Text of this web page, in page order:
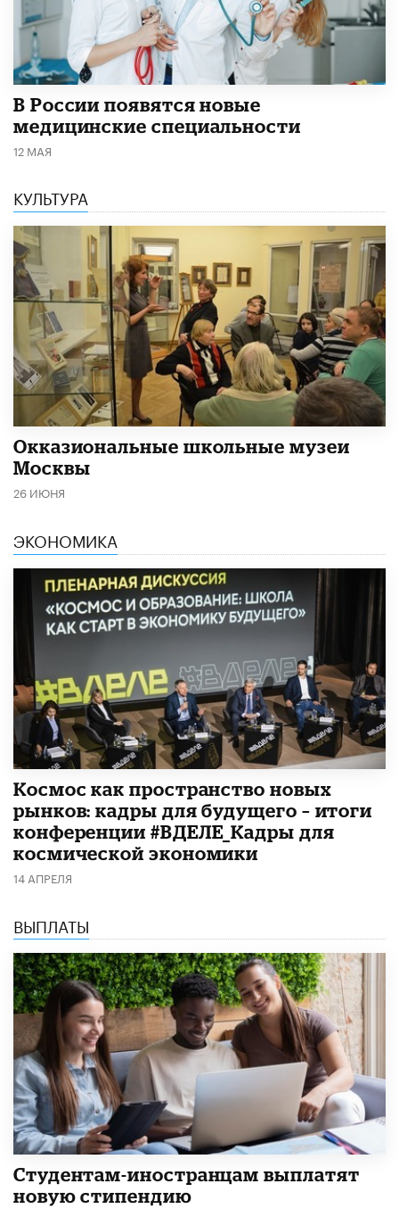
В России появятся новые
медицинские специальности
12 МАЯ
КУЛЬТУРА
​Окказиональные школьные музеи
Москвы
26 ИЮНЯ
ЭКОНОМИКА
Космос как пространство новых
рынков: кадры для будущего – итоги
конференции #ВДЕЛЕ_Кадры для
космической экономики
14 АПРЕЛЯ
ВЫПЛАТЫ
Студентам-иностранцам выплатят
новую стипендию